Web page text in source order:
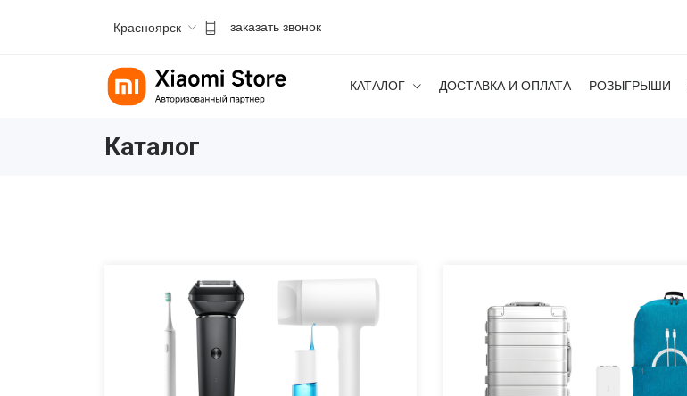
Красноярск заказать звонок
КАТАЛОГ ДОСТАВКА И ОПЛАТА РОЗЫГРЫШИ
Каталог